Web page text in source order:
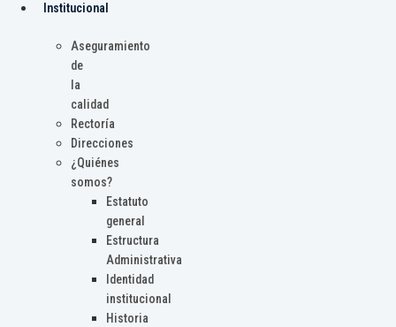
Institucional
Aseguramiento
de
la
calidad
Rectoría
Direcciones
¿Quiénes
somos?
Estatuto
general
Estructura
Administrativa
Identidad
institucional
Historia